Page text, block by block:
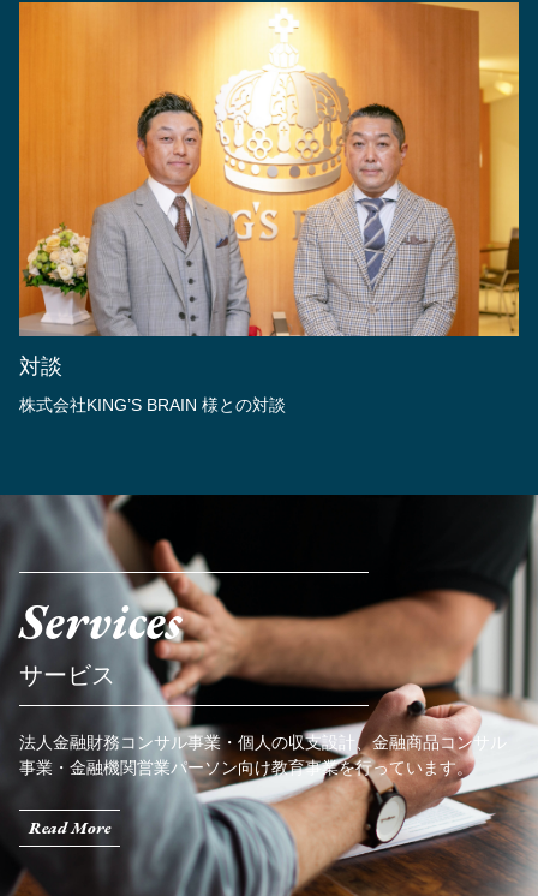
対談
株式会社KING’S BRAIN 様との対談
Services
サービス
法人金融財務コンサル事業・個人の収支設計、金融商品コンサル
事業・金融機関営業パーソン向け教育事業を行っています。
Read More